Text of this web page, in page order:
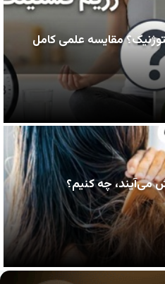
مقایسه علمی کامل
می‌آیند، چه کنیم؟